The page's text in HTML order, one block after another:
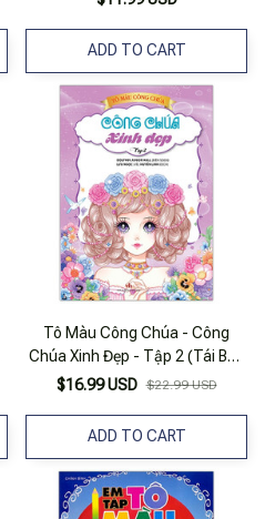
ADD TO CART
Tô Màu Công Chúa - Công
Chúa Xinh Đẹp - Tập 2 (Tái Bản
2023)
$16.99 USD $22.99 USD
ADD TO CART